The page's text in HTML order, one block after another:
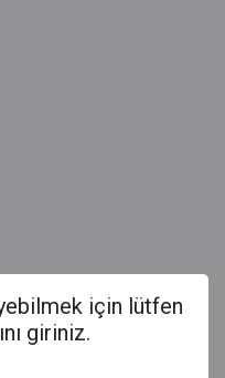
için lütfen
giriniz.